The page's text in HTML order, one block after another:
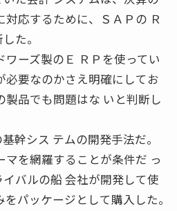
応するために、ＳＡＰの Ｒ
た。
ーズ製のＥ ＲＰを使ってい
必要なのかさえ明確にしてお
製品でも問題はな いと判断し
幹シス テムの開発手法だ。
を網羅することが条件だ っ
バルの船 会社が開発して使
パッケージとして購入した。